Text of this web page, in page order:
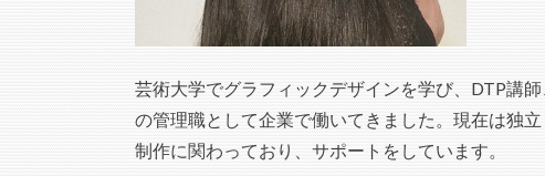
芸術大学でグラフィックデザインを学び、DTP講
の管理職として企業で働いてきました。現在は独
制作に関わっており、サポートをしています。